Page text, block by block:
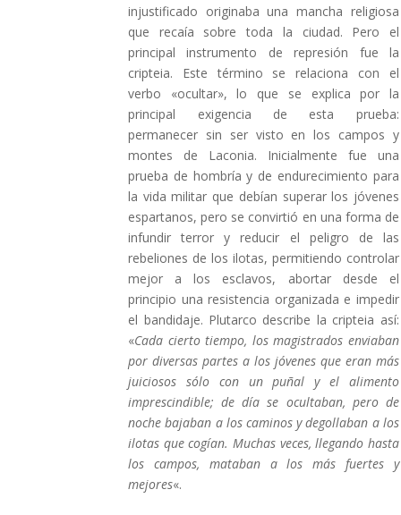
injustificado originaba una mancha religiosa
que recaía sobre toda la ciudad. Pero el
principal instrumento de represión fue la
cripteia. Este término se relaciona con el
verbo «ocultar», lo que se explica por la
principal exigencia de esta prueba:
permanecer sin ser visto en los campos y
montes de Laconia. Inicialmente fue una
prueba de hombría y de endurecimiento para
la vida militar que debían superar los jóvenes
espartanos, pero se convirtió en una forma de
infundir terror y reducir el peligro de las
rebeliones de los ilotas, permitiendo controlar
mejor a los esclavos, abortar desde el
principio una resistencia organizada e impedir
el bandidaje. Plutarco describe la cripteia así:
«Cada cierto tiempo, los magistrados enviaban
por diversas partes a los jóvenes que eran más
juiciosos sólo con un puñal y el alimento
imprescindible; de día se ocultaban, pero de
noche bajaban a los caminos y degollaban a los
ilotas que cogían. Muchas veces, llegando hasta
los campos, mataban a los más fuertes y
mejores«.